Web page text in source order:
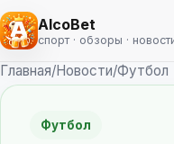
AlcoBet
спорт · обзоры ·
Главная/Новости/Футбол
Футбол